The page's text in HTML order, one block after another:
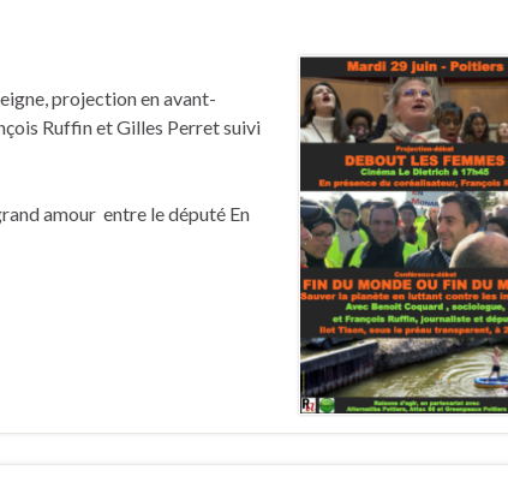
projection en avant-
Ruffin et Gilles Perret suivi
amour entre le député En